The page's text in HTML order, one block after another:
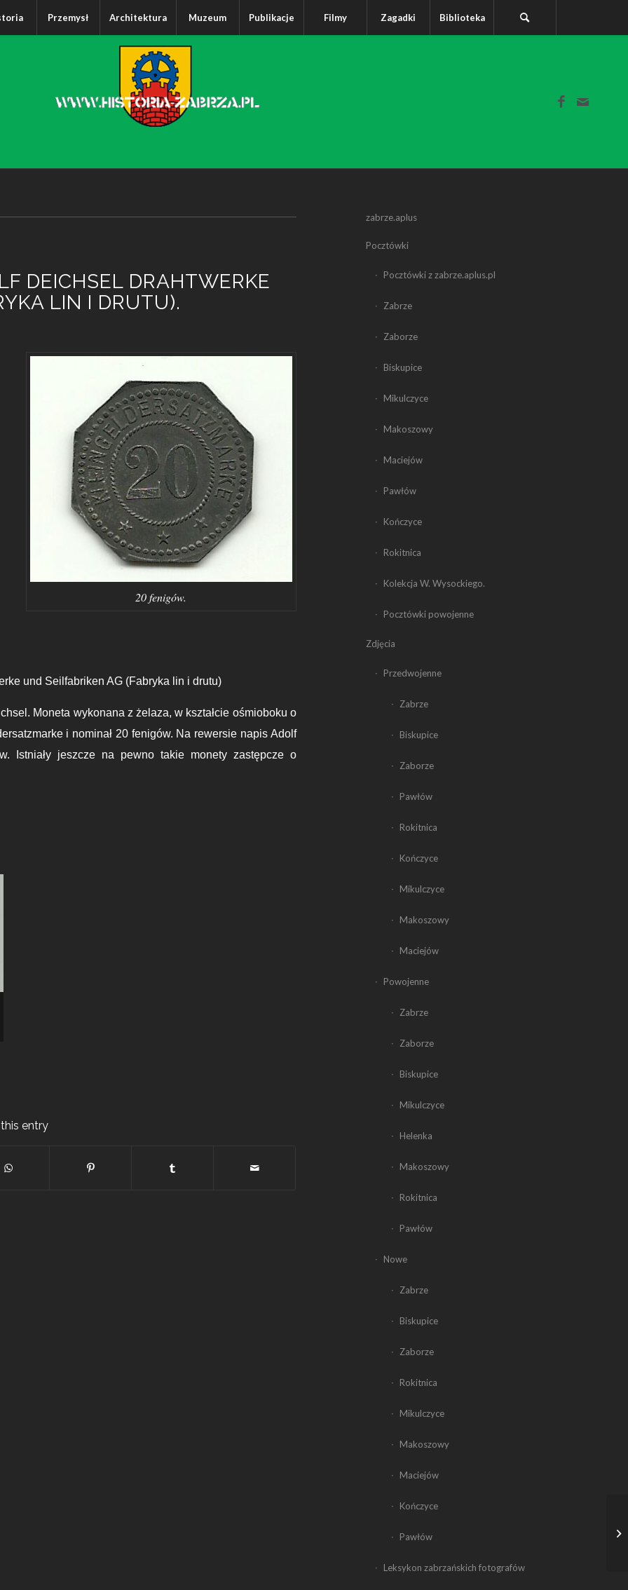
Przemysł Architektura Muzeum Publikacje Filmy Zagadki Biblioteka
DEICHSEL DRAHTWERKE
LIN I DRUTU).
20 fenigów.
und Seilfabriken AG (Fabryka lin i drutu)
Moneta wykonana z żelaza, w kształcie ośmioboku o
i nominał 20 fenigów. Na rewersie napis Adolf
Istniały jeszcze na pewno takie monety zastępcze o
entry
zabrze.aplus
Pocztówki
Pocztówki z zabrze.aplus.pl
Zabrze
Zaborze
Biskupice
Mikulczyce
Makoszowy
Maciejów
Pawłów
Kończyce
Rokitnica
Kolekcja W. Wysockiego.
Pocztówki powojenne
Zdjęcia
Przedwojenne
Zabrze
Biskupice
Zaborze
Pawłów
Rokitnica
Kończyce
Mikulczyce
Makoszowy
Maciejów
Powojenne
Zabrze
Zaborze
Biskupice
Mikulczyce
Helenka
Makoszowy
Rokitnica
Pawłów
Nowe
Zabrze
Biskupice
Zaborze
Rokitnica
Mikulczyce
Makoszowy
Maciejów
Kończyce
Pawłów
Leksykon zabrzańskich fotografów